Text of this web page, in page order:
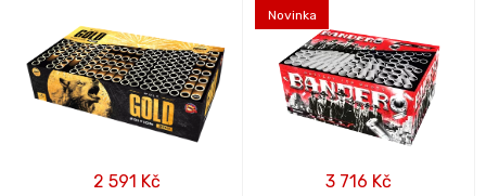
2 591 Kč
Novinka
3 716 Kč